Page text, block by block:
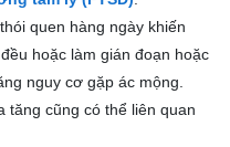
quen hàng ngày khiến
hoặc làm gián đoạn hoặc
nguy cơ gặp ác mộng.
tăng cũng có thể liên quan